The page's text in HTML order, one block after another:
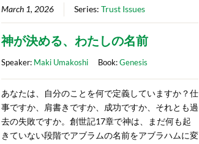
March 1, 2026 Series: Trust Issues
神が決める、わたしの名前
Speaker: Maki Umakoshi Book:Genesis
あなたは、自分のことを何で定義していますか？仕
事ですか、肩書きですか、成功ですか、それとも過
去の失敗ですか。創世記17章で神は、まだ何も起
きていない段階でアブラムの名前をアブラハムに変